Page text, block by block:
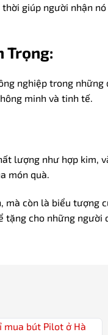
giúp người nhận
Trọng:
nghiệp trong
minh và tinh tế.
lượng như hợp kim,
món quà.
còn là biểu tượng
cho những